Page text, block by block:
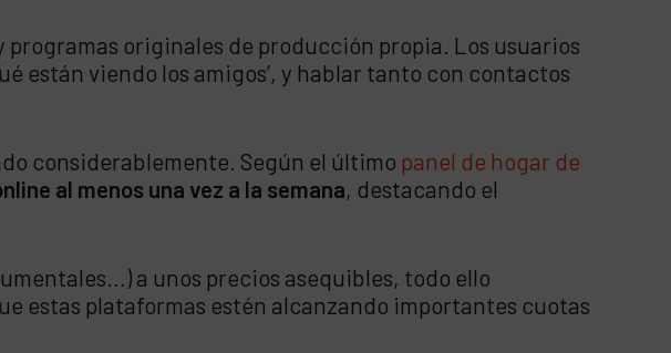
originales de producción propia. Los usuarios
están viendo los amigos’, y hablar tanto con contactos
considerablemente. Según el último panel de hogar de
al menos una vez a la semana, destacando el
a unos precios asequibles, todo ello
estas plataformas estén alcanzando importantes cuotas